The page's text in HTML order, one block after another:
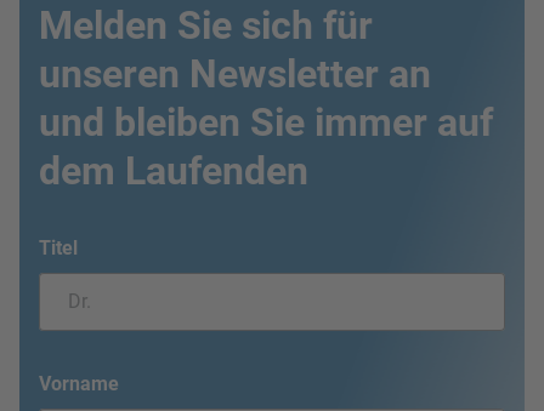
Melden Sie sich für
unseren Newsletter an
und bleiben Sie immer auf
dem Laufenden
Titel
Vorname